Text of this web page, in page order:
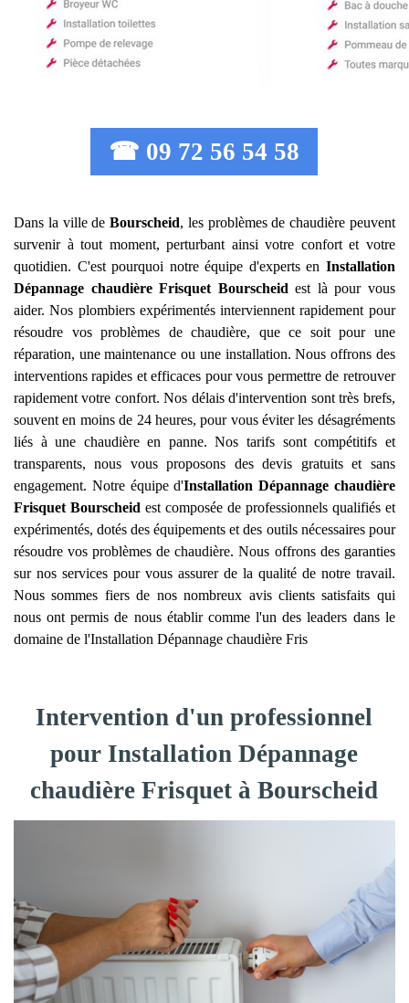
☎ 09 72 56 54 58
Dans la ville de Bourscheid, les problèmes de chaudière peuvent
survenir à tout moment, perturbant ainsi votre confort et votre
quotidien. C'est pourquoi notre équipe d'experts en Installation
Dépannage chaudière Frisquet Bourscheid est là pour vous
aider. Nos plombiers expérimentés interviennent rapidement pour
résoudre vos problèmes de chaudière, que ce soit pour une
réparation, une maintenance ou une installation. Nous offrons des
interventions rapides et efficaces pour vous permettre de retrouver
rapidement votre confort. Nos délais d'intervention sont très brefs,
souvent en moins de 24 heures, pour vous éviter les désagréments
liés à une chaudière en panne. Nos tarifs sont compétitifs et
transparents, nous vous proposons des devis gratuits et sans
engagement. Notre équipe d'Installation Dépannage chaudière
Frisquet Bourscheid est composée de professionnels qualifiés et
expérimentés, dotés des équipements et des outils nécessaires pour
résoudre vos problèmes de chaudière. Nous offrons des garanties
sur nos services pour vous assurer de la qualité de notre travail.
Nous sommes fiers de nos nombreux avis clients satisfaits qui
nous ont permis de nous établir comme l'un des leaders dans le
domaine de l'Installation Dépannage chaudière Fris
Intervention d'un professionnel
pour Installation Dépannage
chaudière Frisquet à Bourscheid